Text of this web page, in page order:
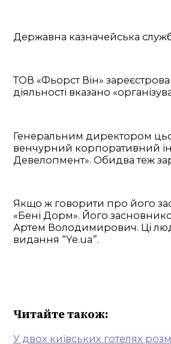
Державна казначейська
ТОВ «Фьорст Він»
діяльності вказано
Генеральним директором
венчурний корпоративний
Девелопмент». Обидва теж
Якщо ж говорити про його
«Бені Дорм». Його
Артем Володимирович. Ці
видання “Ye.ua”.
Читайте також:
У двох київських готелях